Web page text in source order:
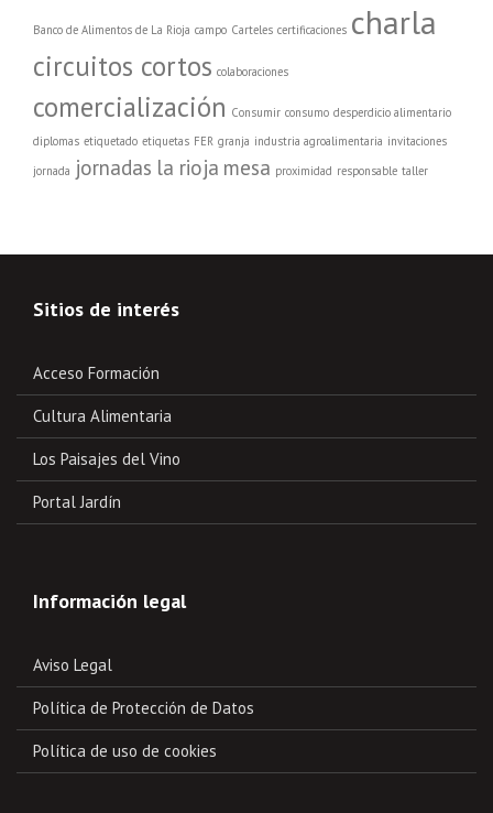
Banco de Alimentos de La Rioja campo Carteles certificaciones charla
circuitos cortos colaboraciones
comercialización Consumir consumo desperdicio alimentario
diplomas etiquetado etiquetas FER granja industria agroalimentaria invitaciones
jornada jornadas la rioja mesa proximidad responsable taller
Sitios de interés
Acceso Formación
Cultura Alimentaria
Los Paisajes del Vino
Portal Jardín
Información legal
Aviso Legal
Política de Protección de Datos
Política de uso de cookies